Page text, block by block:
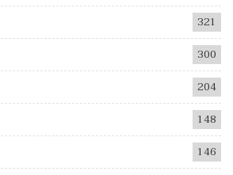
321
300
204
148
146